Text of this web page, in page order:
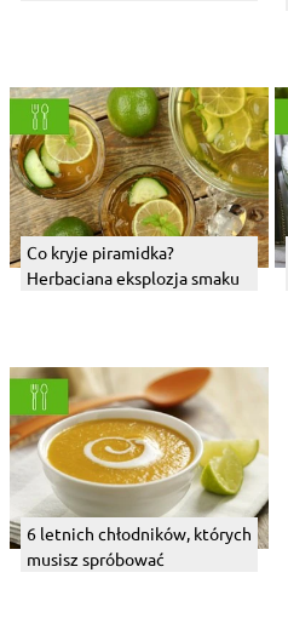
Co kryje piramidka?
Herbaciana eksplozja smaku
6 letnich chłodników, których
musisz spróbować